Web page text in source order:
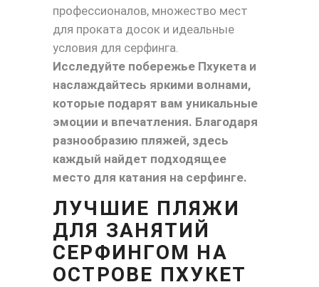
профессионалов, множество мест
для проката досок и идеальные
условия для серфинга.
Исследуйте побережье Пхукета и
наслаждайтесь яркими волнами,
которые подарят вам уникальные
эмоции и впечатления. Благодаря
разнообразию пляжей, здесь
каждый найдет подходящее
место для катания на серфинге.
ЛУЧШИЕ ПЛЯЖИ
ДЛЯ ЗАНЯТИЙ
СЕРФИНГОМ НА
ОСТРОВЕ ПХУКЕТ